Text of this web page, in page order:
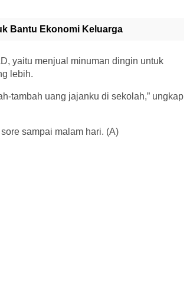
Bantu Ekonomi Keluarga
yaitu menjual minuman dingin untuk
lebih.
tambah uang jajanku di sekolah,” ungkap
sampai malam hari. (A)